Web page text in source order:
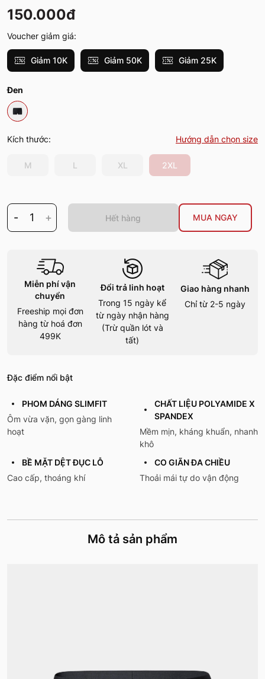
150.000đ
Voucher giảm giá:
Giảm 10K Giảm 50K Giảm 25K
Đen
Kích thước: Hướng dẫn chọn size
M L XL 2XL
- 1 + Hết hàng MUA NGAY
Miễn phí vận
chuyển
Freeship mọi đơn
hàng từ hoá đơn
499K
Đổi trả linh hoạt
Trong 15 ngày kể
từ ngày nhận hàng
(Trừ quần lót và
tất)
Giao hàng nhanh
Chỉ từ 2-5 ngày
Đặc điểm nổi bật
PHOM DÁNG SLIMFIT
Ôm vừa vặn, gọn gàng linh
hoạt
CHẤT LIỆU POLYAMIDE X
SPANDEX
Mềm mịn, kháng khuẩn, nhanh
khô
BỀ MẶT DỆT ĐỤC LỖ
Cao cấp, thoáng khí
CO GIÃN ĐA CHIỀU
Thoải mái tự do vận động
Mô tả sản phẩm